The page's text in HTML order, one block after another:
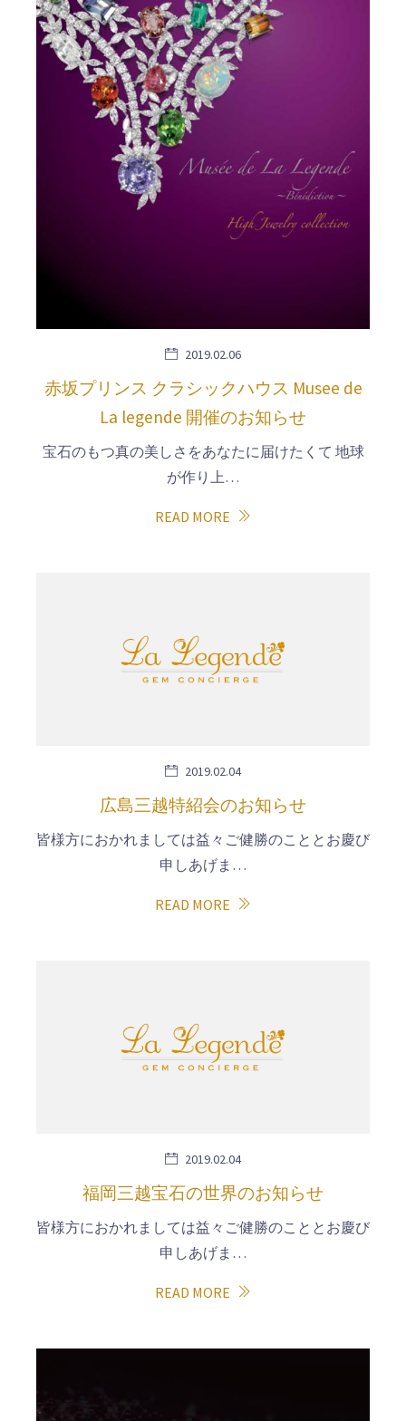
2019.02.06
赤坂プリンス クラシックハウス Musee de
La legende 開催のお知らせ
宝石のもつ真の美しさをあなたに届けたくて 地球
が作り上…
READ MORE
2019.02.04
広島三越特紹会のお知らせ
皆様方におかれましては益々ご健勝のこととお慶び
申しあげま…
READ MORE
2019.02.04
福岡三越宝石の世界のお知らせ
皆様方におかれましては益々ご健勝のこととお慶び
申しあげま…
READ MORE